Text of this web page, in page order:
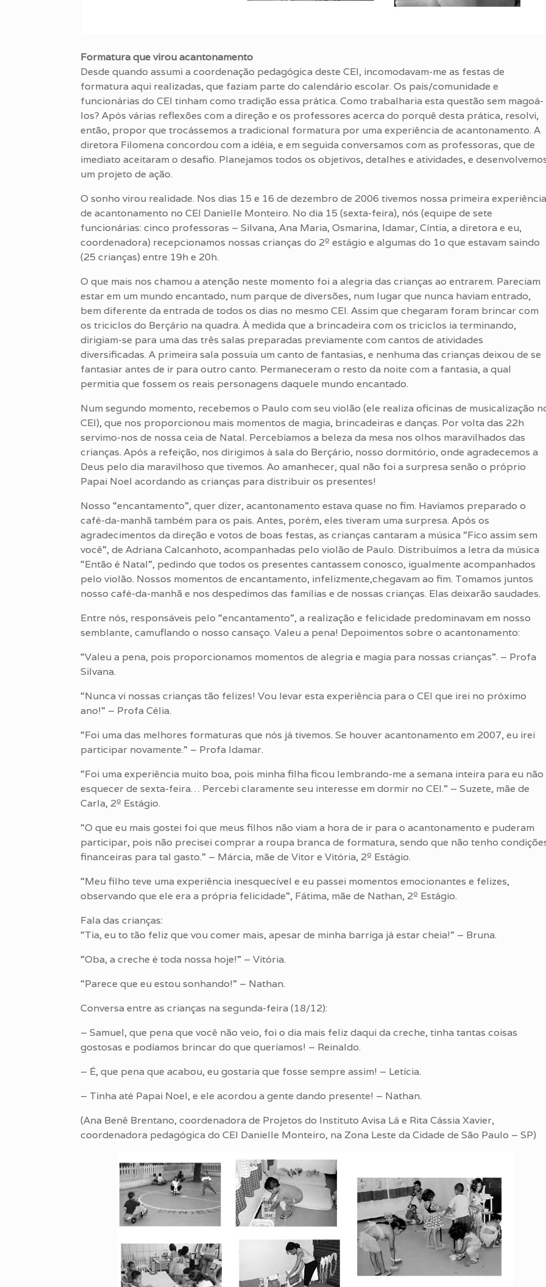
Formatura que virou acantonamento
Desde quando assumi a coordenação pedagógica deste CEI, incomodavam-me as festas de
formatura aqui realizadas, que faziam parte do calendário escolar. Os pais/comunidade e
funcionárias do CEI tinham como tradição essa prática. Como trabalharia esta questão sem magoá-
los? Após várias reflexões com a direção e os professores acerca do porquê desta prática, resolvi,
então, propor que trocássemos a tradicional formatura por uma experiência de acantonamento. A
diretora Filomena concordou com a idéia, e em seguida conversamos com as professoras, que de
imediato aceitaram o desafio. Planejamos todos os objetivos, detalhes e atividades, e
um projeto de ação.
O sonho virou realidade. Nos dias 15 e 16 de dezembro de 2006 tivemos nossa primeira experiência
de acantonamento no CEI Danielle Monteiro. No dia 15 (sexta-feira), nós (equipe de sete
funcionárias: cinco professoras – Silvana, Ana Maria, Osmarina, Idamar, Cíntia, a diretora e eu,
coordenadora) recepcionamos nossas crianças do 2º estágio e algumas do 1o que estavam saindo
(25 crianças) entre 19h e 20h.
O que mais nos chamou a atenção neste momento foi a alegria das crianças ao entrarem. Pareciam
estar em um mundo encantado, num parque de diversões, num lugar que nunca haviam entrado,
bem diferente da entrada de todos os dias no mesmo CEI. Assim que chegaram foram brincar com
os triciclos do Berçário na quadra. À medida que a brincadeira com os triciclos ia terminando,
dirigiam-se para uma das três salas preparadas previamente com cantos de atividades
diversificadas. A primeira sala possuía um canto de fantasias, e nenhuma das crianças deixou de se
fantasiar antes de ir para outro canto. Permaneceram o resto da noite com a fantasia, a qual
permitia que fossem os reais personagens daquele mundo encantado.
Num segundo momento, recebemos o Paulo com seu violão (ele realiza oficinas de musicalização
CEI), que nos proporcionou mais momentos de magia, brincadeiras e danças. Por volta das 22h
servimo-nos de nossa ceia de Natal. Percebíamos a beleza da mesa nos olhos maravilhados das
crianças. Após a refeição, nos dirigimos à sala do Berçário, nosso dormitório, onde agradecemos a
Deus pelo dia maravilhoso que tivemos. Ao amanhecer, qual não foi a surpresa senão o próprio
Papai Noel acordando as crianças para distribuir os presentes!
Nosso “encantamento”, quer dizer, acantonamento estava quase no fim. Havíamos preparado o
café-da-manhã também para os pais. Antes, porém, eles tiveram uma surpresa. Após os
agradecimentos da direção e votos de boas festas, as crianças cantaram a música “Fico assim sem
você”, de Adriana Calcanhoto, acompanhadas pelo violão de Paulo. Distribuímos a letra da música
“Então é Natal”, pedindo que todos os presentes cantassem conosco, igualmente acompanhados
pelo violão. Nossos momentos de encantamento, infelizmente,chegavam ao fim. Tomamos juntos
nosso café-da-manhã e nos despedimos das famílias e de nossas crianças. Elas deixarão saudades.
Entre nós, responsáveis pelo “encantamento”, a realização e felicidade predominavam em nosso
semblante, camuflando o nosso cansaço. Valeu a pena! Depoimentos sobre o acantonamento:
“Valeu a pena, pois proporcionamos momentos de alegria e magia para nossas crianças”. – Profa
Silvana.
“Nunca vi nossas crianças tão felizes! Vou levar esta experiência para o CEI que irei no próximo
ano!” – Profa Célia.
“Foi uma das melhores formaturas que nós já tivemos. Se houver acantonamento em 2007, eu irei
participar novamente.” – Profa Idamar.
“Foi uma experiência muito boa, pois minha filha ficou lembrando-me a semana inteira para eu não
esquecer de sexta-feira… Percebi claramente seu interesse em dormir no CEI.” – Suzete, mãe de
Carla, 2º Estágio.
“O que eu mais gostei foi que meus filhos não viam a hora de ir para o acantonamento e puderam
participar, pois não precisei comprar a roupa branca de formatura, sendo que não tenho
financeiras para tal gasto.” – Márcia, mãe de Vitor e Vitória, 2º Estágio.
“Meu filho teve uma experiência inesquecível e eu passei momentos emocionantes e felizes,
observando que ele era a própria felicidade”, Fátima, mãe de Nathan, 2º Estágio.
Fala das crianças:
“Tia, eu to tão feliz que vou comer mais, apesar de minha barriga já estar cheia!” – Bruna.
“Oba, a creche é toda nossa hoje!” – Vitória.
“Parece que eu estou sonhando!” – Nathan.
Conversa entre as crianças na segunda-feira (18/12):
– Samuel, que pena que você não veio, foi o dia mais feliz daqui da creche, tinha tantas coisas
gostosas e podíamos brincar do que queríamos! – Reinaldo.
– É, que pena que acabou, eu gostaria que fosse sempre assim! – Letícia.
– Tinha até Papai Noel, e ele acordou a gente dando presente! – Nathan.
(Ana Benê Brentano, coordenadora de Projetos do Instituto Avisa Lá e Rita Cássia Xavier,
coordenadora pedagógica do CEI Danielle Monteiro, na Zona Leste da Cidade de São Paulo – SP)